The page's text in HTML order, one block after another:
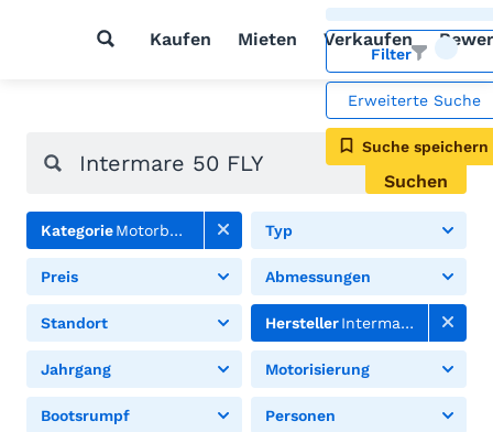
Kaufen Mieten Verkaufen
Filter
Erweiterte Suche
Suche speichern
Suchen
KategorieMotorboote Typ
Preis Abmessungen
Standort HerstellerIntermare
Jahrgang Motorisierung
Bootsrumpf Personen